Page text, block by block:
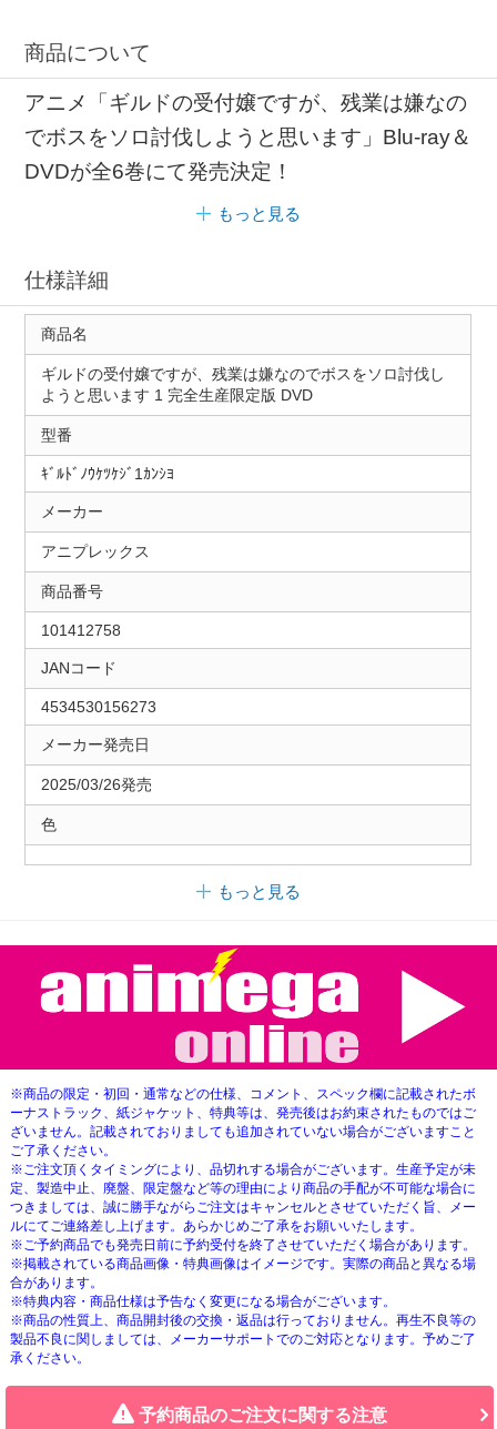
商品について
アニメ「ギルドの受付嬢ですが、残業は嫌なの
でボスをソロ討伐しようと思います」Blu-ray＆
DVDが全6巻にて発売決定！
もっと見る
仕様詳細
商品名
ギルドの受付嬢ですが、残業は嫌なのでボスをソロ討伐し
ようと思います 1 完全生産限定版 DVD
型番
ｷﾞﾙﾄﾞﾉｳｹﾂｹｼﾞ1ｶﾝｼﾖ
メーカー
アニプレックス
商品番号
101412758
JANコード
4534530156273
メーカー発売日
2025/03/26発売
色
もっと見る
※商品の限定・初回・通常などの仕様、コメント、スペック欄に記載されたボ
ーナストラック、紙ジャケット、特典等は、発売後はお約束されたものではご
ざいません。記載されておりましても追加されていない場合がございますこと
ご了承ください。
※ご注文頂くタイミングにより、品切れする場合がございます。生産予定が未
定、製造中止、廃盤、限定盤など等の理由により商品の手配が不可能な場合に
つきましては、誠に勝手ながらご注文はキャンセルとさせていただく旨、メー
ルにてご連絡差し上げます。あらかじめご了承をお願いいたします。
※ご予約商品でも発売日前に予約受付を終了させていただく場合があります。
※掲載されている商品画像・特典画像はイメージです。実際の商品と異なる場
合があります。
※特典内容・商品仕様は予告なく変更になる場合がございます。
※商品の性質上、商品開封後の交換・返品は行っておりません。再生不良等の
製品不良に関しましては、メーカーサポートでのご対応となります。予めご了
承ください。
予約商品のご注文に関する注意